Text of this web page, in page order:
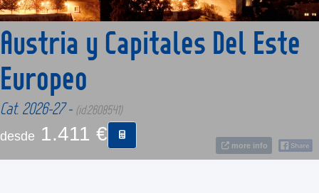
PROMOCIONES
CONTACTO
more info
Austria y Capitales Del Este
Europeo
Cat. 2026-27 - (id:2608541)
desde 1.411 €